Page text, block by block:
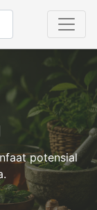
potensial